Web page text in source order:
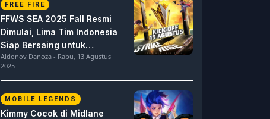
FREE FIRE
FFWS SEA 2025 Fall Resmi
Dimulai, Lima Tim Indonesia
Siap Bersaing untuk
Dominasi
Aldonov Danoza - Rabu, 13 Agustus
2025
MOBILE LEGENDS
Kimmy Cocok di Midlane